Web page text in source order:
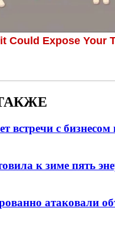
встречи с бизнесом
к зиме пять
атаковали